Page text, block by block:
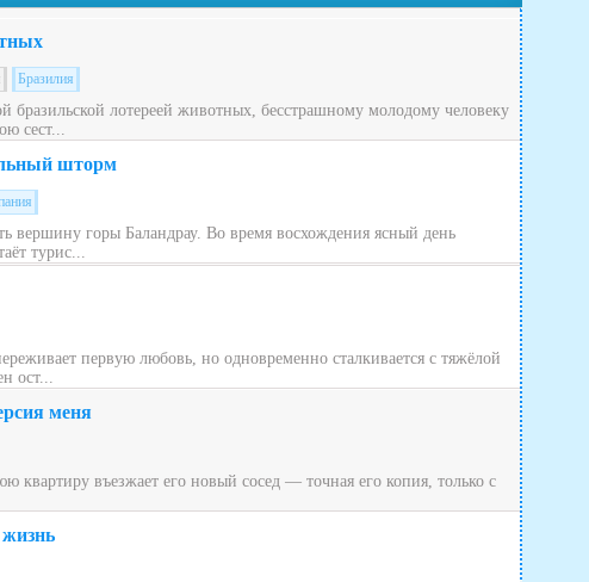
Бразилия
бразильской лотереей животных, бесстрашному молодому человеку
сест...
шторм
вершину горы Баландрау. Во время восхождения ясный день
турис...
первую любовь, но одновременно сталкивается с тяжёлой
ост...
меня
квартиру въезжает его новый сосед — точная его копия, только с